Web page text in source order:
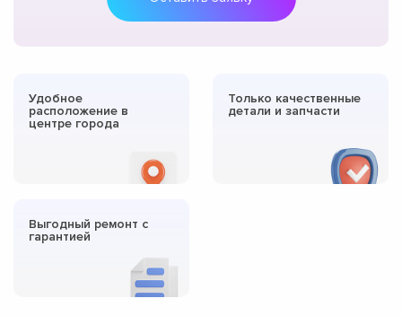
Удобное
расположение в
центре города
Только качественные
детали и запчасти
Выгодный ремонт с
гарантией